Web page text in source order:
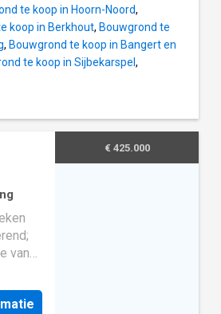
te koop in Hoorn-Noord,
koop in Berkhout, Bouwgrond te
, Bouwgrond te koop in Bangert en
te koop in Sijbekarspel ,
van
en ligt
€ 425.000